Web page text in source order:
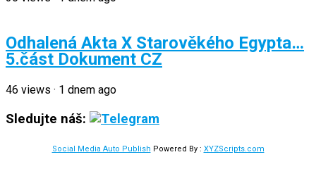
Odhalená Akta X Starověkého Egypta…
5.část Dokument CZ
46 views · 1 dnem ago
Sledujte náš:
Social Media Auto Publish Powered By : XYZScripts.com